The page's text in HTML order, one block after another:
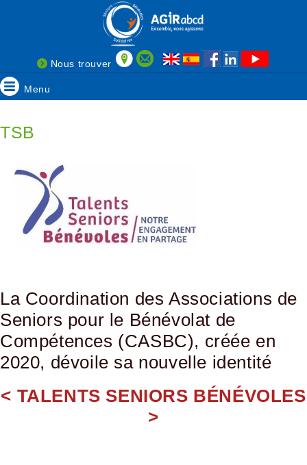
Nous trouver
Menu
TSB
La Coordination des Associations de
Seniors pour le Bénévolat de
Compétences (CASBC), créée en
2020, dévoile sa nouvelle identité
< TALENTS SENIORS BÉNÉVOLES
>